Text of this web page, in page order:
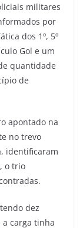
militares
por
dos 1º, 5º
Gol e um
quantidade
de
apontado na
no trevo
identificaram
o trio
dez
a carga tinha